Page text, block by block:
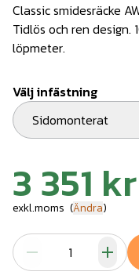
Classic smidesräcke
Tidlös och ren design.
löpmeter.
Välj infästning
Sidomonterat
3 351 kr
exkl.moms (Ändra)